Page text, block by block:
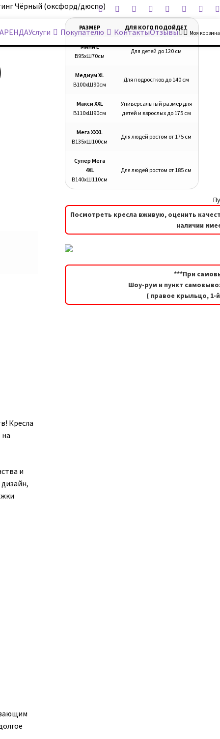
АРЕНДАУслуги Покупателю КонтактыОтзывы Моя корзина
Чёрный (оксфорд/дюспо)
Кресла
и
РАЗМЕР ДЛЯ КОГО ПОДОЙДЕТ
Мини L
В95хШ70см
Для детей до 120 см
Медиум XL
В100хШ90см
Для подростков до 140 см
Макси XXL
В110хШ90см
Универсальный размер для
детей и взрослых до 175 см
Мега XXXL
В135хШ100см
Для людей ростом от 175 см
Супер Мега
4XL
В140хШ110см
Для людей ростом от 185 см
Посмотреть кресла вживую, оценить
наличии
***При
Шоу-рум и пункт
( правое крыльцо,